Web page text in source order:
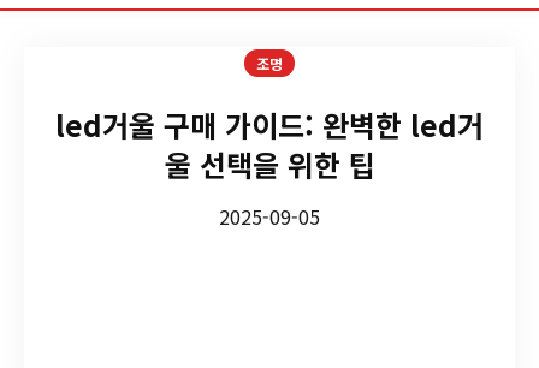
조명
led거울 구매 가이드: 완벽한 led거
울 선택을 위한 팁
2025-09-05